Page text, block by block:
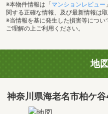
※本物件情報は「 マンションレビュー
関する正確な情報、及び最新情報は
※当情報を基に発生した損害等につ
ご理解の上ご利用ください。
地
神奈川県海老名市柏ケ